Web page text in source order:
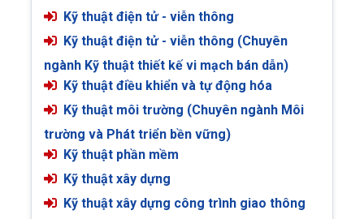
Kỹ thuật điện tử - viễn thông
Kỹ thuật điện tử - viễn thông (Chuyên
ngành Kỹ thuật thiết kế vi mạch bán dẫn)
Kỹ thuật điều khiển và tự động hóa
Kỹ thuật môi trường (Chuyên ngành Môi
trường và Phát triển bền vững)
Kỹ thuật phần mềm
Kỹ thuật xây dựng
Kỹ thuật xây dựng công trình giao thông